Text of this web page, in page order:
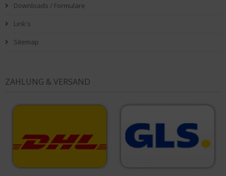
Downloads / Formulare
Link's
Sitemap
ZAHLUNG & VERSAND